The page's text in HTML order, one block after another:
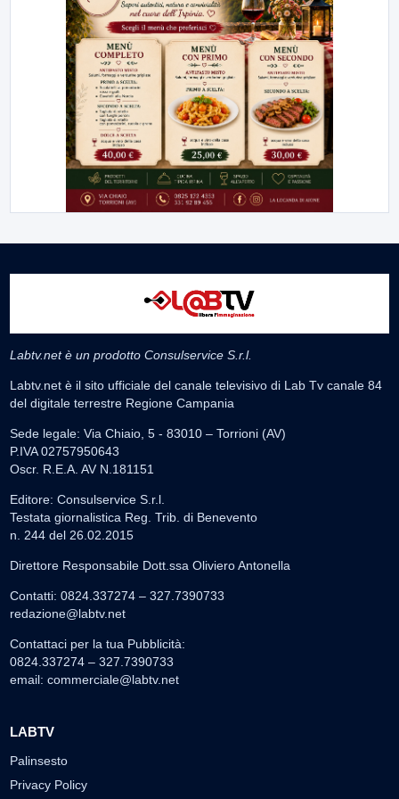
Labtv.net è un prodotto Consulservice S.r.l.
Labtv.net è il sito ufficiale del canale televisivo di Lab Tv canale 84
del digitale terrestre Regione Campania
Sede legale: Via Chiaio, 5 - 83010 – Torrioni (AV)
P.IVA 02757950643
Oscr. R.E.A. AV N.181151
Editore: Consulservice S.r.l.
Testata giornalistica Reg. Trib. di Benevento
n. 244 del 26.02.2015
Direttore Responsabile Dott.ssa Oliviero Antonella
Contatti: 0824.337274 – 327.7390733
redazione@labtv.net
Contattaci per la tua Pubblicità:
0824.337274 – 327.7390733
email: commerciale@labtv.net
LABTV
Palinsesto
Privacy Policy